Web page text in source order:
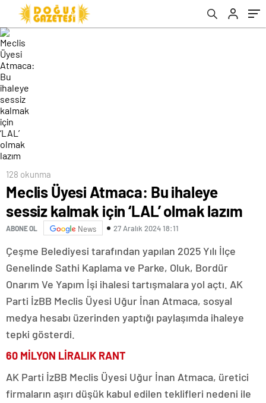
128 okunma
Meclis Üyesi Atmaca: Bu ihaleye
sessiz kalmak için ‘LAL’ olmak lazım
ABONE OL News 27 Aralık 2024 18:11
Çeşme Belediyesi tarafından yapılan 2025 Yılı İlçe
Genelinde Sathi Kaplama ve Parke, Oluk, Bordür
Onarım Ve Yapım İşi ihalesi tartışmalara yol açtı. AK
Parti İzBB Meclis Üyesi Uğur İnan Atmaca, sosyal
medya hesabı üzerinden yaptığı paylaşımda ihaleye
tepki gösterdi.
60 MİLYON LİRALIK RANT
AK Parti İzBB Meclis Üyesi Uğur İnan Atmaca, üretici
firmaların aşırı düşük kabul edilen teklifleri nedeni ile